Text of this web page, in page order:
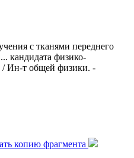
с тканями переднего
кандидата физико-
/ Ин-т общей физики. -
копию фрагмента